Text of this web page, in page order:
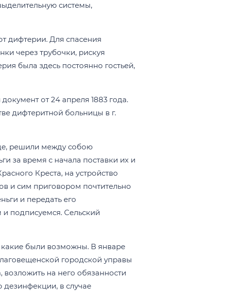
системы,
дифтерии. Для спасения
через трубочки, рискуя
была здесь постоянно гостьей,
от 24 апреля 1883 года.
дифтеритной больницы в г.
решили между собою
за время с начала поставки их и
Креста, на устройство
и сим приговором почтительно
и передать его
и подписуемся. Сельский
какие были возможны. В январе
городской управы
на него обязанности
дезинфекции, в случае